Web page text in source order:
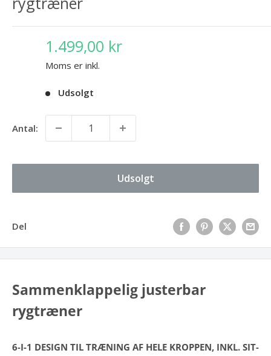
1.499,00 kr
Moms er inkl.
Udsolgt
Antal:
Udsolgt
Del
Sammenklappelig justerbar
rygtræner
6-I-1 DESIGN TIL TRÆNING AF HELE KROPPEN, INKL. SIT-